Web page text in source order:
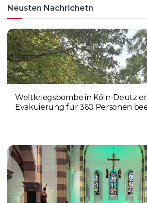
Neusten Nachrichetn
Weltkriegsbombe in Köln-Deutz
Evakuierung für 360 Personen